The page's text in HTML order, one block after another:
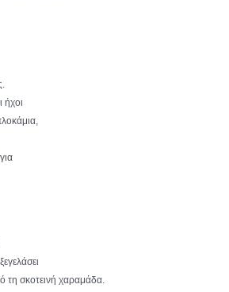
ήχοι
τη σκοτεινή χαραμάδα.